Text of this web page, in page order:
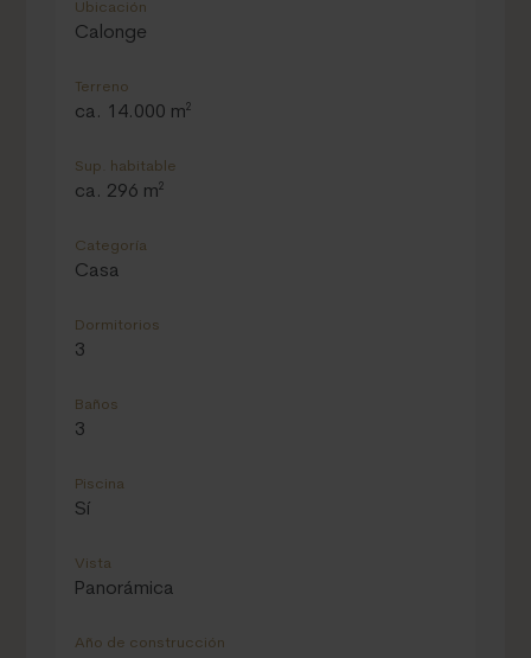
Ubicación
Calonge
Terreno
ca. 14.000 m²
Sup. habitable
ca. 296 m²
Categoría
Casa
Dormitorios
3
Baños
3
Piscina
Sí
Vista
Panorámica
Año de construcción